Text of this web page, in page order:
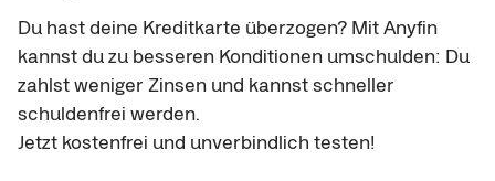
Du hast deine Kreditkarte überzogen? Mit Anyfin
kannst du zu besseren Konditionen umschulden: Du
zahlst weniger Zinsen und kannst schneller
schuldenfrei werden.
Jetzt kostenfrei und unverbindlich testen!